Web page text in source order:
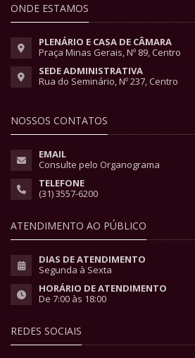
ONDE ESTAMOS
PLENÁRIO E CASA DE CÂMARA
Praça Minas Gerais, Nº 89, Centro
SEDE ADMINISTRATIVA
Rua do Seminário, Nº 237, Centro
NOSSOS CONTATOS
EMAIL
Consulte pelo Organograma
TELEFONE
(31) 3557-6200
ATENDIMENTO AO PÚBLICO
DIAS DE ATENDIMENTO
Segunda à Sexta
HORÁRIO DE ATENDIMENTO
De 7:00 às 18:00
REDES SOCIAIS